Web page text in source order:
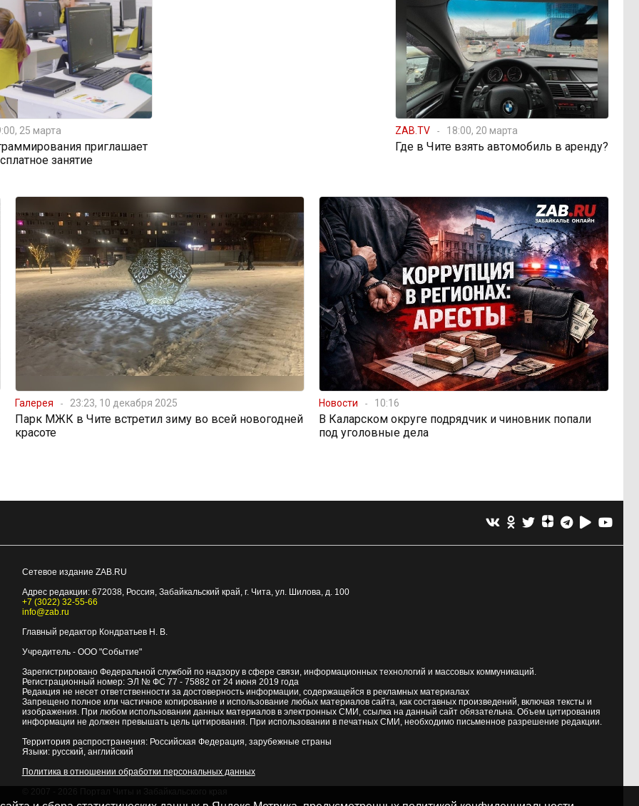
25 марта
приглашает
занятие
ZAB.TV 18:00, 20 марта
Где в Чите взять автомобиль в аренду?
Галерея 23:23, 10 декабря 2025
Парк МЖК в Чите встретил зиму во всей новогодней
красоте
Новости 10:16
В Каларском округе подрядчик и чиновник попали
под уголовные дела
Сетевое издание ZAB.RU
Адрес редакции: 672038, Россия, Забайкальский край, г. Чита, ул. Шилова, д. 100
+7 (3022) 32-55-66
info@zab.ru
Главный редактор Кондратьев Н. В.
Учредитель - ООО "Событие"
Зарегистрировано Федеральной службой по надзору в сфере связи, информационных технологий и массовых коммуникаций.
Регистрационный номер: ЭЛ № ФС 77 - 75882 от 24 июня 2019 года
Редакция не несет ответственности за достоверность информации, содержащейся в рекламных материалах
Запрещено полное или частичное копирование и использование любых материалов сайта, как составных произведений, включая тексты и
изображения. При любом использовании данных материалов в электронных СМИ, ссылка на данный сайт обязательна. Объем цитирования
информации не должен превышать цель цитирования. При использовании в печатных СМИ, необходимо письменное разрешение редакции.
Территория распространения: Российская Федерация, зарубежные страны
Языки: русский, английский
Политика в отношении обработки персональных данных